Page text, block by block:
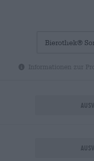
Informationen zur